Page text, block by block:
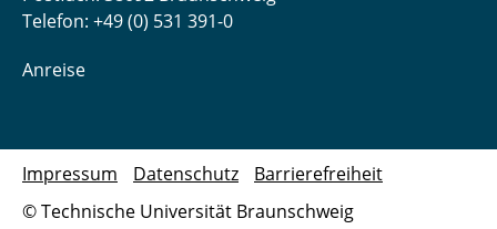
Telefon: +49 (0) 531 391-0
Anreise
© Technische Universität Braunschweig
Impressum Datenschutz Barrierefreiheit